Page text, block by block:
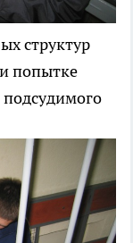
структур
попытке